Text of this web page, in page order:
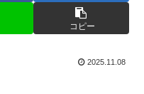
コピー
2025.11.08